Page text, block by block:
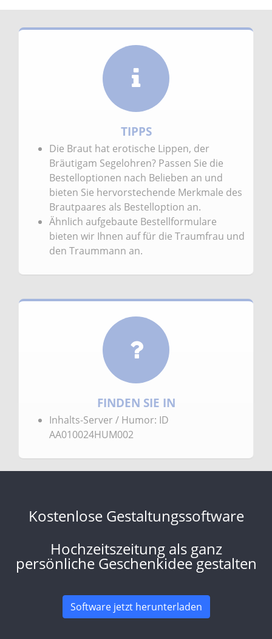
TIPPS
Die Braut hat erotische Lippen, der
Bräutigam Segelohren? Passen Sie die
Bestelloptionen nach Belieben an und
bieten Sie hervorstechende Merkmale des
Brautpaares als Bestelloption an.
Ähnlich aufgebaute Bestellformulare
bieten wir Ihnen auf für die Traumfrau und
den Traummann an.
FINDEN SIE IN
Inhalts-Server / Humor: ID
AA010024HUM002
Kostenlose Gestaltungssoftware
Hochzeitszeitung als ganz
persönliche Geschenkidee gestalten
Software jetzt herunterladen